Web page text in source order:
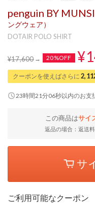
penguin BY
ングウェア）
DOTAIR POLO SHIRT
¥17,600 20%OFF
クーポンを使えばさらに
23時間21分05秒以内のお支
この商品はサイ
返品の場合：返送
サ
ご利用可能なクーポン